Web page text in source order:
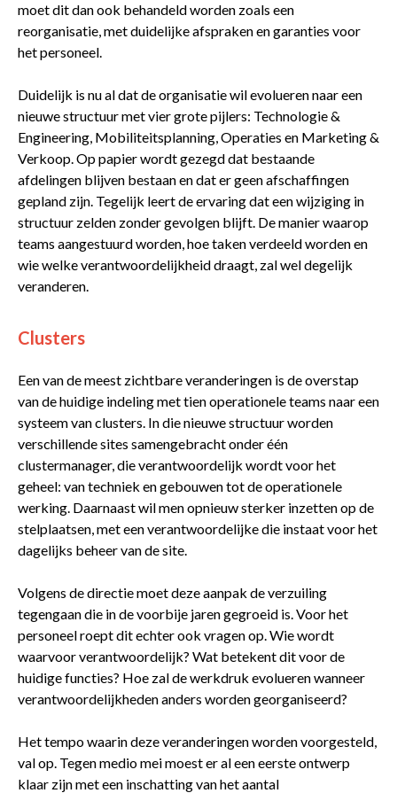
moet dit dan ook behandeld worden zoals een
reorganisatie, met duidelijke afspraken en garanties voor
het personeel.
Duidelijk is nu al dat de organisatie wil evolueren naar een
nieuwe structuur met vier grote pijlers: Technologie &
Engineering, Mobiliteitsplanning, Operaties en Marketing &
Verkoop. Op papier wordt gezegd dat bestaande
afdelingen blijven bestaan en dat er geen afschaffingen
gepland zijn. Tegelijk leert de ervaring dat een wijziging in
structuur zelden zonder gevolgen blijft. De manier waarop
teams aangestuurd worden, hoe taken verdeeld worden en
wie welke verantwoordelijkheid draagt, zal wel degelijk
veranderen.
Clusters
Een van de meest zichtbare veranderingen is de overstap
van de huidige indeling met tien operationele teams naar een
systeem van clusters. In die nieuwe structuur worden
verschillende sites samengebracht onder één
clustermanager, die verantwoordelijk wordt voor het
geheel: van techniek en gebouwen tot de operationele
werking. Daarnaast wil men opnieuw sterker inzetten op de
stelplaatsen, met een verantwoordelijke die instaat voor het
dagelijks beheer van de site.
Volgens de directie moet deze aanpak de verzuiling
tegengaan die in de voorbije jaren gegroeid is. Voor het
personeel roept dit echter ook vragen op. Wie wordt
waarvoor verantwoordelijk? Wat betekent dit voor de
huidige functies? Hoe zal de werkdruk evolueren wanneer
verantwoordelijkheden anders worden georganiseerd?
Het tempo waarin deze veranderingen worden voorgesteld,
val op. Tegen medio mei moest er al een eerste ontwerp
klaar zijn met een inschatting van het aantal